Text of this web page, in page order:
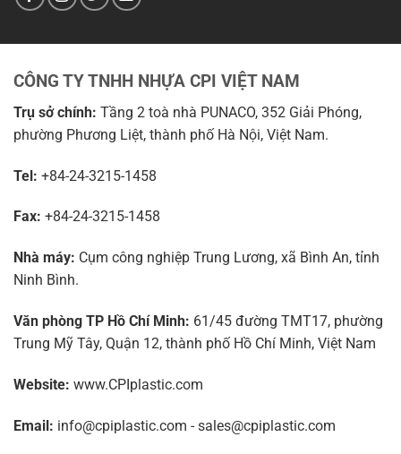
CÔNG TY TNHH NHỰA CPI VIỆT NAM
Trụ sở chính: Tầng 2 toà nhà PUNACO, 352 Giải Phóng,
phường Phương Liệt, thành phố Hà Nội, Việt Nam.
Tel: +84-24-3215-1458
Fax: +84-24-3215-1458
Nhà máy: Cụm công nghiệp Trung Lương, xã Bình An, tỉnh
Ninh Bình.
Văn phòng TP Hồ Chí Minh: 61/45 đường TMT17, phường
Trung Mỹ Tây, Quận 12, thành phố Hồ Chí Minh, Việt Nam
Website: www.CPIplastic.com
Email: info@cpiplastic.com - sales@cpiplastic.com